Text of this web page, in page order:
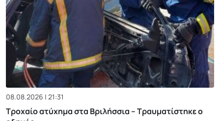
08.08.2026 | 21:31
Τροχαίο ατύχημα στα Βριλήσσια – Τραυματίστηκε ο